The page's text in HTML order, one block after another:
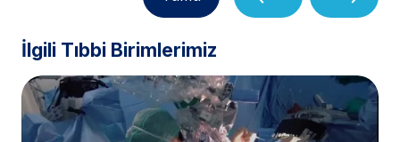
İlgili Tıbbi Birimlerimiz